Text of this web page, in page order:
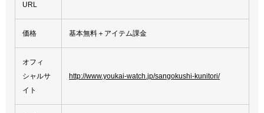
URL
価格 基本無料＋アイテム課金
オフィ
シャルサ
イト
http://www.youkai-watch.jp/sangokushi-kunitori/